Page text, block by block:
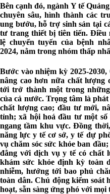
Bên cạnh đó, ngành Y tế
chuyên sâu, hình thành các
ung bướu, hỗ trợ sinh sản tại
tư trang thiết bị tiên tiến. Điều
lệ chuyển tuyến của bệnh
2024, nằm trong nhóm thấp
Bước vào nhiệm kỳ 2025-
nâng cao hơn nữa chất lượng
tới trở thành một trong
của cả nước. Trọng tâm là
chất lượng cao; đầu tư mới,
tỉnh; xã hội hoá đầu tư một
ngang tầm khu vực. Đồng
năng lực y tế cơ sở, y tế dự
vụ chăm sóc sức khỏe ban
đẳng với dịch vụ y tế có chất
khám sức khỏe định kỳ toàn
nhiễm, hướng tới bao phủ
toàn dân. Chủ động kiểm soát
hoạt, sẵn sàng ứng phó với mọi